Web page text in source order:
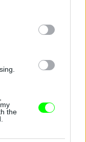
party tags to
in below Google
the